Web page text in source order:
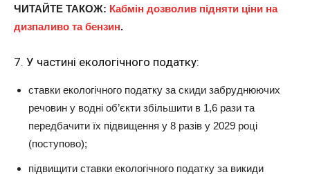
ЧИТАЙТЕ ТАКОЖ: Кабмін дозволив підняти ціни на
дизпаливо та бензин.
7. У частині екологічного податку:
ставки екологічного податку за скиди забруднюючих
речовин у водні об’єкти збільшити в 1,6 рази та
передбачити їх підвищення у 8 разів у 2029 році
(поступово);
підвищити ставки екологічного податку за викиди